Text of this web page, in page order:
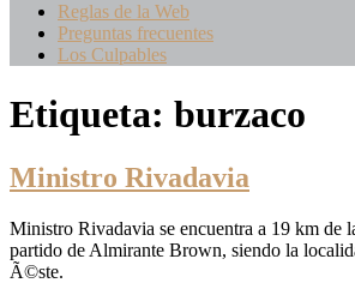
Reglas de la Web
Preguntas frecuentes
Los Culpables
Etiqueta: burzaco
Ministro Rivadavia
Ministro Rivadavia se encuentra a 19 km de
partido de Almirante Brown, siendo la
Ã©ste.